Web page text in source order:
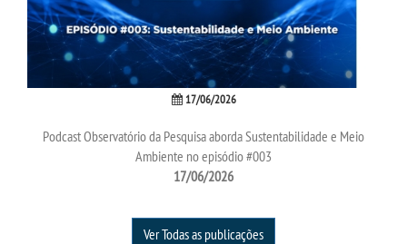
UNIESP
17/06/2026
Podcast Observatório da Pesquisa aborda Sustentabilidade e Meio
Ambiente no episódio #003
17/06/2026
Ver Todas as publicações